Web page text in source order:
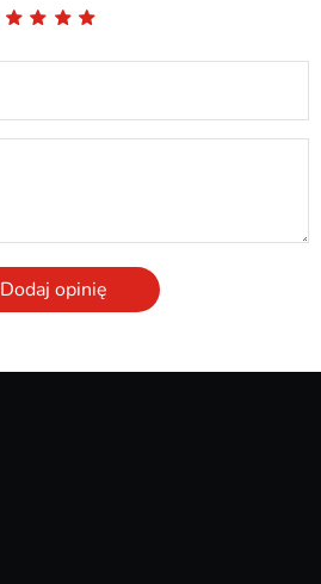
Dodaj opinię